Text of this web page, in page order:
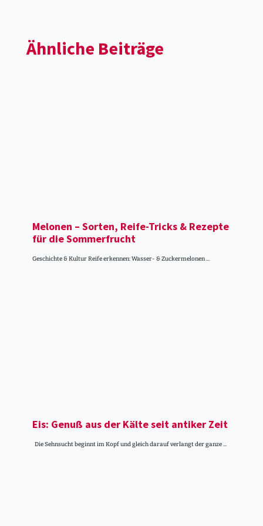
Ähnliche Beiträge
Melonen – Sorten, Reife-Tricks & Rezepte
für die Sommer­frucht
Geschichte & Kultur Reife erkennen: Wasser- & Zuckermelonen ...
Eis: Genuß aus der Kälte seit antiker Zeit
Die Sehnsucht beginnt im Kopf und gleich darauf verlangt der ganze ...